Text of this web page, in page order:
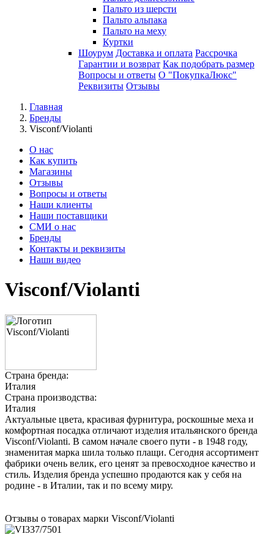
Пальто из шерсти
Пальто альпака
Пальто на меху
Куртки
Шоурум Доставка и оплата Рассрочка
Гарантии и возврат Как подобрать размер
Вопросы и ответы О "ПокупкаЛюкс"
Реквизиты Отзывы
Главная
Бренды
Visconf/Violanti
О нас
Как купить
Магазины
Отзывы
Вопросы и ответы
Наши клиенты
Наши поставщики
СМИ о нас
Бренды
Контакты и реквизиты
Наши видео
Visconf/Violanti
Страна бренда:
Италия
Страна производства:
Италия
Актуальные цвета, красивая фурнитура, роскошные меха и
комфортная посадка отличают изделия итальянского бренда
Visconf/Violanti. В самом начале своего пути - в 1948 году,
знаменитая марка шила только плащи. Сегодня ассортимент
фабрики очень велик, его ценят за превосходное качество и
стиль. Изделия бренда успешно продаются как у себя на
родине - в Италии, так и по всему миру.
Отзывы о товарах марки Visconf/Violanti